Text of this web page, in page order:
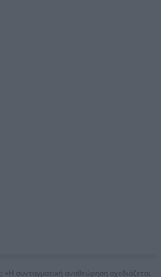
«Η συνταγματική αναθεώρηση σχεδιάζεται